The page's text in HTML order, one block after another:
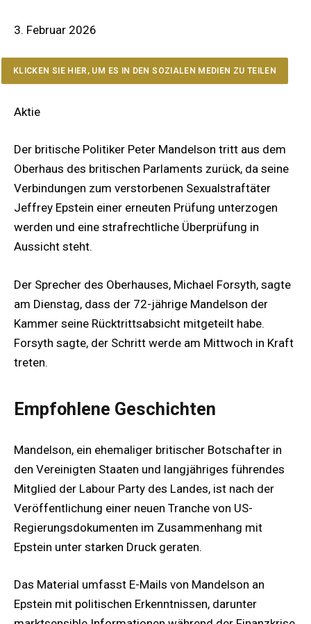
3. Februar 2026
KLICKEN SIE HIER, UM ES IN DEN SOZIALEN MEDIEN ZU TEILEN
Aktie
Der britische Politiker Peter Mandelson tritt aus dem
Oberhaus des britischen Parlaments zurück, da seine
Verbindungen zum verstorbenen Sexualstraftäter
Jeffrey Epstein einer erneuten Prüfung unterzogen
werden und eine strafrechtliche Überprüfung in
Aussicht steht.
Der Sprecher des Oberhauses, Michael Forsyth, sagte
am Dienstag, dass der 72-jährige Mandelson der
Kammer seine Rücktrittsabsicht mitgeteilt habe.
Forsyth sagte, der Schritt werde am Mittwoch in Kraft
treten.
Empfohlene Geschichten
Mandelson, ein ehemaliger britischer Botschafter in
den Vereinigten Staaten und langjähriges führendes
Mitglied der Labour Party des Landes, ist nach der
Veröffentlichung einer neuen Tranche von US-
Regierungsdokumenten im Zusammenhang mit
Epstein unter starken Druck geraten.
Das Material umfasst E-Mails von Mandelson an
Epstein mit politischen Erkenntnissen, darunter